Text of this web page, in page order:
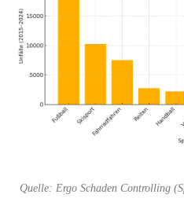
Quelle: Ergo Schaden Controlling